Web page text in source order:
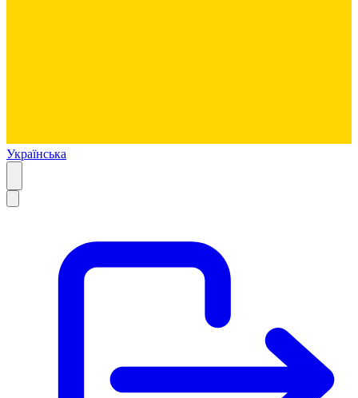
Українська